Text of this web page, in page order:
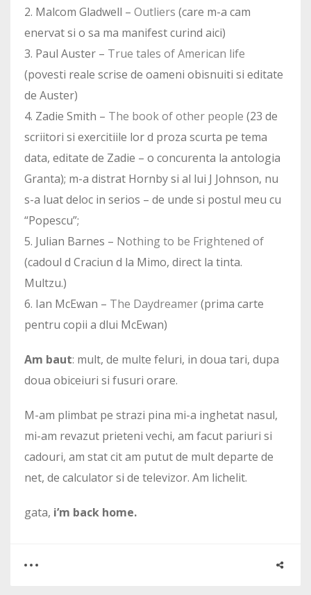
2. Malcom Gladwell – Outliers (care m-a cam
enervat si o sa ma manifest curind aici)
3. Paul Auster – True tales of American life
(povesti reale scrise de oameni obisnuiti si editate
de Auster)
4. Zadie Smith – The book of other people (23 de
scriitori si exercitiile lor d proza scurta pe tema
data, editate de Zadie – o concurenta la antologia
Granta); m-a distrat Hornby si al lui J Johnson, nu
s-a luat deloc in serios – de unde si postul meu cu
“Popescu”;
5. Julian Barnes – Nothing to be Frightened of
(cadoul d Craciun d la Mimo, direct la tinta.
Multzu.)
6. Ian McEwan – The Daydreamer(prima carte
pentru copii a dlui McEwan)
Am baut: mult, de multe feluri, in doua tari, dupa
doua obiceiuri si fusuri orare.
M-am plimbat pe strazi pina mi-a inghetat nasul,
mi-am revazut prieteni vechi, am facut pariuri si
cadouri, am stat cit am putut de mult departe de
net, de calculator si de televizor. Am lichelit.
gata, i’m back home.